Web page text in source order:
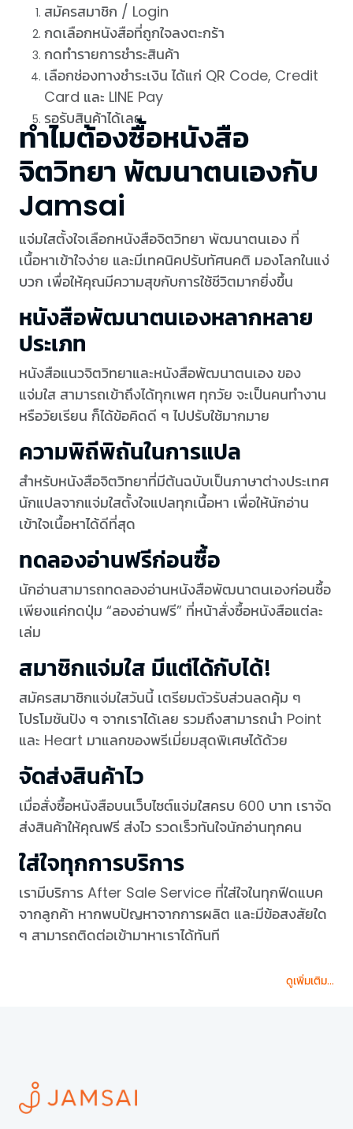
สมัครสมาชิก / Login
กดเลือกหนังสือที่ถูกใจลงตะกร้า
กดทำรายการชำระสินค้า
เลือกช่องทางชำระเงิน ได้แก่ QR Code, Credit
Card และ LINE Pay
รอรับสินค้าได้เลย
ทำไมต้องซื้อหนังสือ
จิตวิทยา พัฒนาตนเองกับ
Jamsai
แจ่มใสตั้งใจเลือกหนังสือจิตวิทยา พัฒนาตนเอง ที่
เนื้อหาเข้าใจง่าย และมีเทคนิคปรับทัศนคติ มองโลกในแง่
บวก เพื่อให้คุณมีความสุขกับการใช้ชีวิตมากยิ่งขึ้น
หนังสือพัฒนาตนเองหลากหลาย
ประเภท
หนังสือแนวจิตวิทยาและหนังสือพัฒนาตนเอง ของ
แจ่มใส สามารถเข้าถึงได้ทุกเพศ ทุกวัย จะเป็นคนทำงาน
หรือวัยเรียน ก็ได้ข้อคิดดี ๆ ไปปรับใช้มากมาย
ความพิถีพิถันในการแปล
สำหรับหนังสือจิตวิทยาที่มีต้นฉบับเป็นภาษาต่างประเทศ
นักแปลจากแจ่มใสตั้งใจแปลทุกเนื้อหา เพื่อให้นักอ่าน
เข้าใจเนื้อหาได้ดีที่สุด
ทดลองอ่านฟรีก่อนซื้อ
นักอ่านสามารถทดลองอ่านหนังสือพัฒนาตนเองก่อนซื้อ
เพียงแค่กดปุ่ม “ลองอ่านฟรี” ที่หน้าสั่งซื้อหนังสือแต่ละ
เล่ม
สมาชิกแจ่มใส มีแต่ได้กับได้!
สมัครสมาชิกแจ่มใสวันนี้ เตรียมตัวรับส่วนลดคุ้ม ๆ
โปรโมชันปัง ๆ จากเราได้เลย รวมถึงสามารถนำ Point
และ Heart มาแลกของพรีเมี่ยมสุดพิเศษได้ด้วย
จัดส่งสินค้าไว
เมื่อสั่งซื้อหนังสือบนเว็บไซต์แจ่มใสครบ 600 บาท เราจัด
ส่งสินค้าให้คุณฟรี ส่งไว รวดเร็วทันใจนักอ่านทุกคน
ใส่ใจทุกการบริการ
เรามีบริการ After Sale Service ที่ใส่ใจในทุกฟีดแบค
จากลูกค้า หากพบปัญหาจากการผลิต และมีข้อสงสัยใด
ๆ สามารถติดต่อเข้ามาหาเราได้ทันที
ดูเพิ่มเติม...